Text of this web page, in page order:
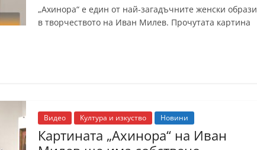
„Ахинора“ е един от най-загадъчните женски образи
в творчеството на Иван Милев. Прочутата картина
Видео Култура и изкуство Новини
Картината „Ахинора“ на Иван